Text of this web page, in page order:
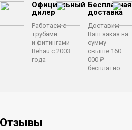
Официальный
дилер
Работаем с
трубами
и фитингами
Rehau с 2003
года
Бесплатная
доставка
Доставим
Ваш заказ на
сумму
свыше 160
000 ₽
бесплатно
Отзывы